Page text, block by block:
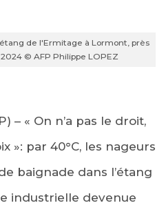
de l'Ermitage à Lormont, près
© AFP Philippe LOPEZ
– « On n’a pas le droit,
»: par 40°C, les nageurs
baignade dans l’étang
industrielle devenue